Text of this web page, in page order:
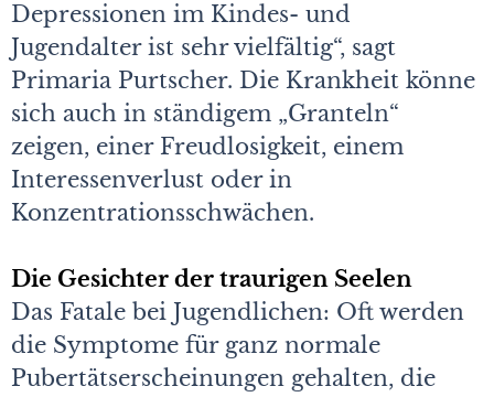
Depressionen im Kindes- und
Jugendalter ist sehr vielfältig“, sagt
Primaria Purtscher. Die Krankheit könne
sich auch in ständigem „Granteln“
zeigen, einer Freudlosigkeit, einem
Interessenverlust oder in
Konzentrationsschwächen.
Die Gesichter der traurigen Seelen
Das Fatale bei Jugendlichen: Oft werden
die Symptome für ganz normale
Pubertätserscheinungen gehalten, die